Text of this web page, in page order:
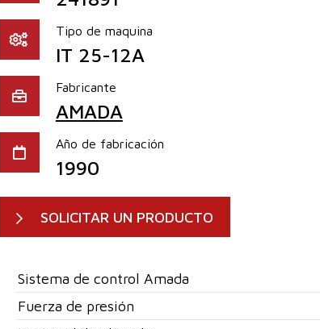
Tipo de maquina
IT 25-12A
Fabricante
AMADA
Año de fabricación
1990
SOLICITAR UN PRODUCTO
Sistema de control Amada
Fuerza de presión